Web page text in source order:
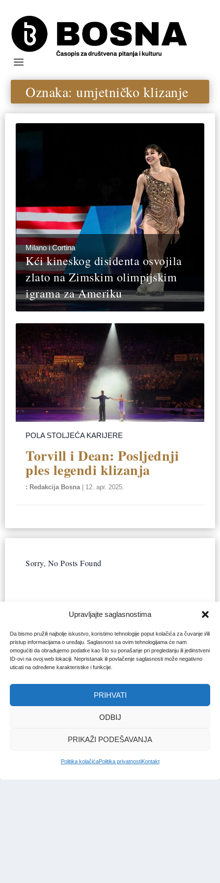
Upravljajte saglasnostima
Da bismo pružili najbolje iskustvo, koristimo tehnologije poput kolačića za čuvanje i/ili
pristup informacijama o uređaju. Saglasnost sa ovim tehnologijama će nam
omogućiti da obrađujemo podatke kao što su ponašanje pri pregledanju ili jedinstveni
ID-ovi na ovoj web lokaciji. Nepristanak ili povlačenje saglasnosti može negativno
uticati na određene karakteristike i funkcije.
PRIHVATI
ODBIJ
PRIKAŽI PODEŠAVANJA
Politika kolačićaPolitika privatnostiKontakt
Oznaka:umjetničko klizanje
Milano i Cortina
Kći kineskog disidenta osvojila
zlato na Zimskim olimpijskim
igrama za Ameriku
POLA STOLJEĆA KARIJERE
Torvill i Dean: Posljednji
ples legendi klizanja
Redakcija Bosna| 12. apr. 2025.
Sorry, No Posts Found